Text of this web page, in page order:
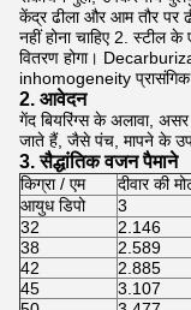
केंद्र ढीला और आम तौर पर
नहीं होना चाहिए 2. स्टील के
वितरण होगा।
inhomogeneity प्रासंगिक
2. आवेदन
गेंद बियरिंग्स के अलावा,
जाते हैं, जैसे पंच, मापने के
3. सैद्धांतिक वजन पैमाने
किग्रा / एम
दीवार की
आयुध डिपो
3
32
2.146
38
2.589
42
2.885
45
3.107